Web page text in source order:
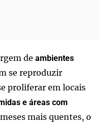
de ambientes
se reproduzir
proliferar em locais
e áreas com
mais quentes, o